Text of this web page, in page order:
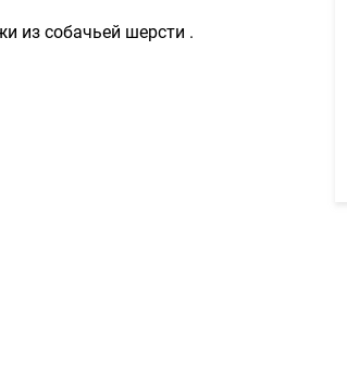
из собачьей шерсти .